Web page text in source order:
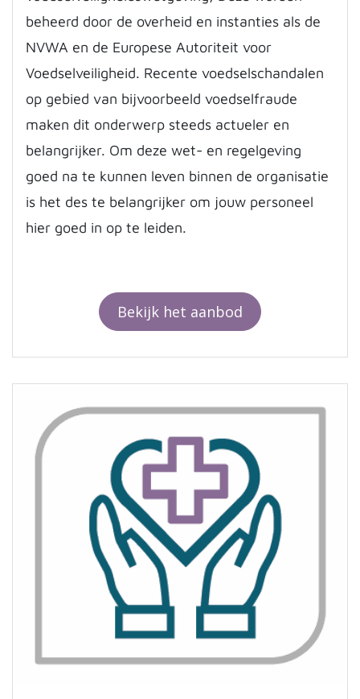
beheerd door de overheid en instanties als de
NVWA en de Europese Autoriteit voor
Voedselveiligheid. Recente voedselschandalen
op gebied van bijvoorbeeld voedselfraude
maken dit onderwerp steeds actueler en
belangrijker. Om deze wet- en regelgeving
goed na te kunnen leven binnen de organisatie
is het des te belangrijker om jouw personeel
hier goed in op te leiden.
Bekijk het aanbod